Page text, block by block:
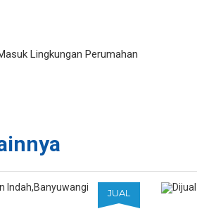
Lingkungan Perumahan
JUAL